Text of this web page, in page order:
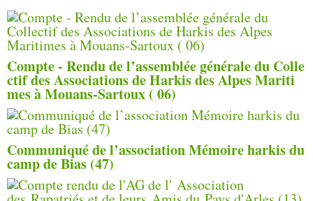
Compte - Rendu de l’assemblée générale du Colle
ctif des Associations de Harkis des Alpes Mariti
mes à Mouans-Sartoux ( 06)
Communiqué de l’association Mémoire harkis du
camp de Bias (47)